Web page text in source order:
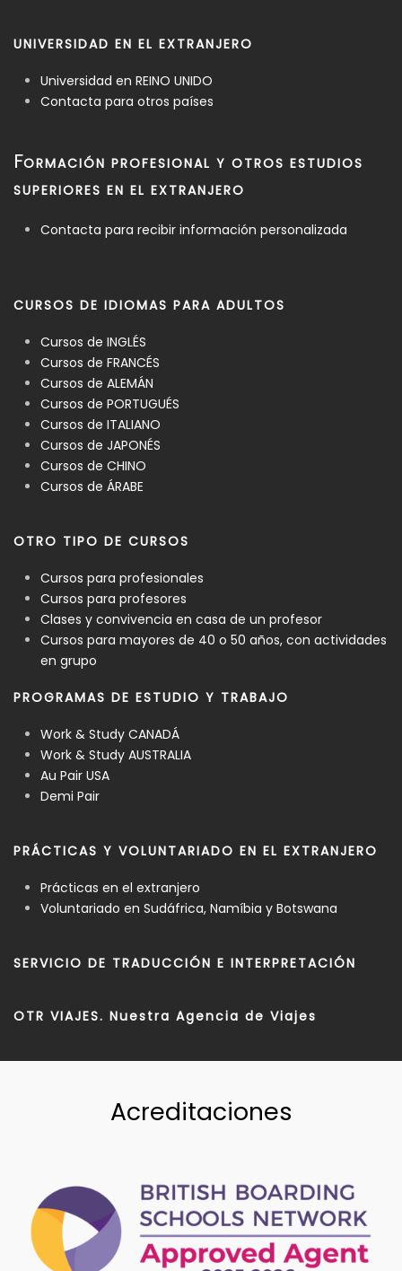
UNIVERSIDAD EN EL EXTRANJERO
Universidad en REINO UNIDO
Contacta para otros países
FORMACIÓN PROFESIONAL Y OTROS ESTUDIOS
SUPERIORES EN EL EXTRANJERO
Contacta para recibir información personalizada
CURSOS DE IDIOMAS PARA ADULTOS
Cursos de INGLÉS
Cursos de FRANCÉS
Cursos de ALEMÁN
Cursos de PORTUGUÉS
Cursos de ITALIANO
Cursos de JAPONÉS
Cursos de CHINO
Cursos de ÁRABE
OTRO TIPO DE CURSOS
Cursos para profesionales
Cursos para profesores
Clases y convivencia en casa de un profesor
Cursos para mayores de 40 o 50 años, con actividades
en grupo
PROGRAMAS DE ESTUDIO Y TRABAJO
Work & Study CANADÁ
Work & Study AUSTRALIA
Au Pair USA
Demi Pair
PRÁCTICAS Y VOLUNTARIADO EN EL EXTRANJERO
Prácticas en el extranjero
Voluntariado en Sudáfrica, Namíbia y Botswana
SERVICIO DE TRADUCCIÓN E INTERPRETACIÓN
OTR VIAJES. Nuestra Agencia de Viajes
Acreditaciones